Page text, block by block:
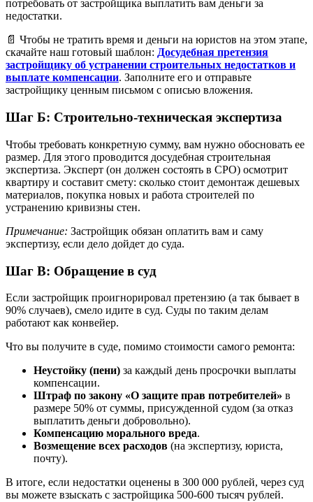
потребовать от застройщика выплатить вам деньги за
недостатки.
📄 Чтобы не тратить время и деньги на юристов на этом этапе,
скачайте наш готовый шаблон: Досудебная претензия
застройщику об устранении строительных недостатков и
выплате компенсации. Заполните его и отправьте
застройщику ценным письмом с описью вложения.
Шаг Б: Строительно-техническая экспертиза
Чтобы требовать конкретную сумму, вам нужно обосновать ее
размер. Для этого проводится досудебная строительная
экспертиза. Эксперт (он должен состоять в СРО) осмотрит
квартиру и составит смету: сколько стоит демонтаж дешевых
материалов, покупка новых и работа строителей по
устранению кривизны стен.
Примечание: Застройщик обязан оплатить вам и саму
экспертизу, если дело дойдет до суда.
Шаг В: Обращение в суд
Если застройщик проигнорировал претензию (а так бывает в
90% случаев), смело идите в суд. Суды по таким делам
работают как конвейер.
Что вы получите в суде, помимо стоимости самого ремонта:
Неустойку (пени) за каждый день просрочки выплаты
компенсации.
Штраф по закону «О защите прав потребителей» в
размере 50% от суммы, присужденной судом (за отказ
выплатить деньги добровольно).
Компенсацию морального вреда.
Возмещение всех расходов (на экспертизу, юриста,
почту).
В итоге, если недостатки оценены в 300 000 рублей, через суд
вы можете взыскать с застройщика 500-600 тысяч рублей.